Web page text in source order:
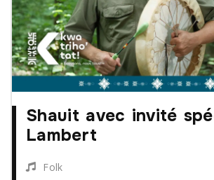
Shauit avec invité
Lambert
Folk